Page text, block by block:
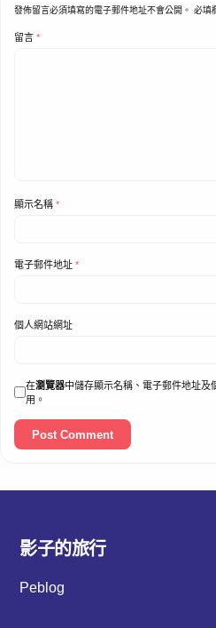
發佈留言必須填寫的電子郵件地址不會公開。 必填
留言 *
顯示名稱 *
電子郵件地址 *
個人網站網址
在瀏覽器中儲存顯示名稱、電子郵件地址
用。
影子的旅行
Peblog